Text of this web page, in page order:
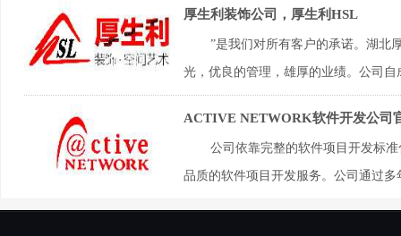
厚生利装饰公司，厚生利HSL
”是我们对所有客户的承诺。湖北
光，优良的管理，雄厚的业绩。公司
ACTIVE NETWORK软件开发公司
公司依靠完整的软件项目开发标
品质的软件项目开发服务。公司通过